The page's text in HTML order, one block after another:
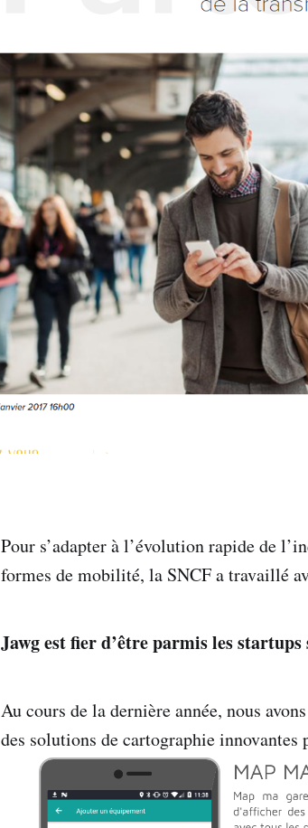
Pour s’adapter à l’évolution rapide de
formes de mobilité, la SNCF a travaillé
Jawg est fier d’être parmis les startups
Au cours de la dernière année, nous
des solutions de cartographie